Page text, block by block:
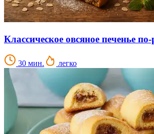
Классическое овсяное печенье по-
30 мин. легко